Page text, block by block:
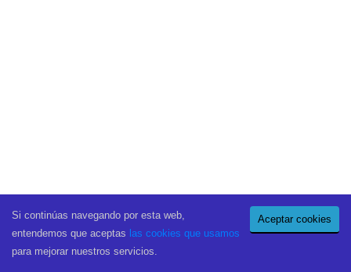
Aceptar cookies
Si continúas navegando por esta web,
entendemos que aceptas las cookies que usamos
para mejorar nuestros servicios.